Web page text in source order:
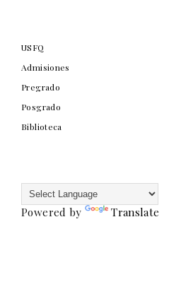
USFQ
Admisiones
Pregrado
Posgrado
Biblioteca
Powered by Translate